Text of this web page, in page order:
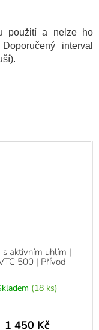
s aktivním uhlím |
500 | Přívod
(18 ks)
1 450 Kč
použití a nelze ho
interval